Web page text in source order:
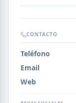
CONTACTO
Teléfono
Email
Web